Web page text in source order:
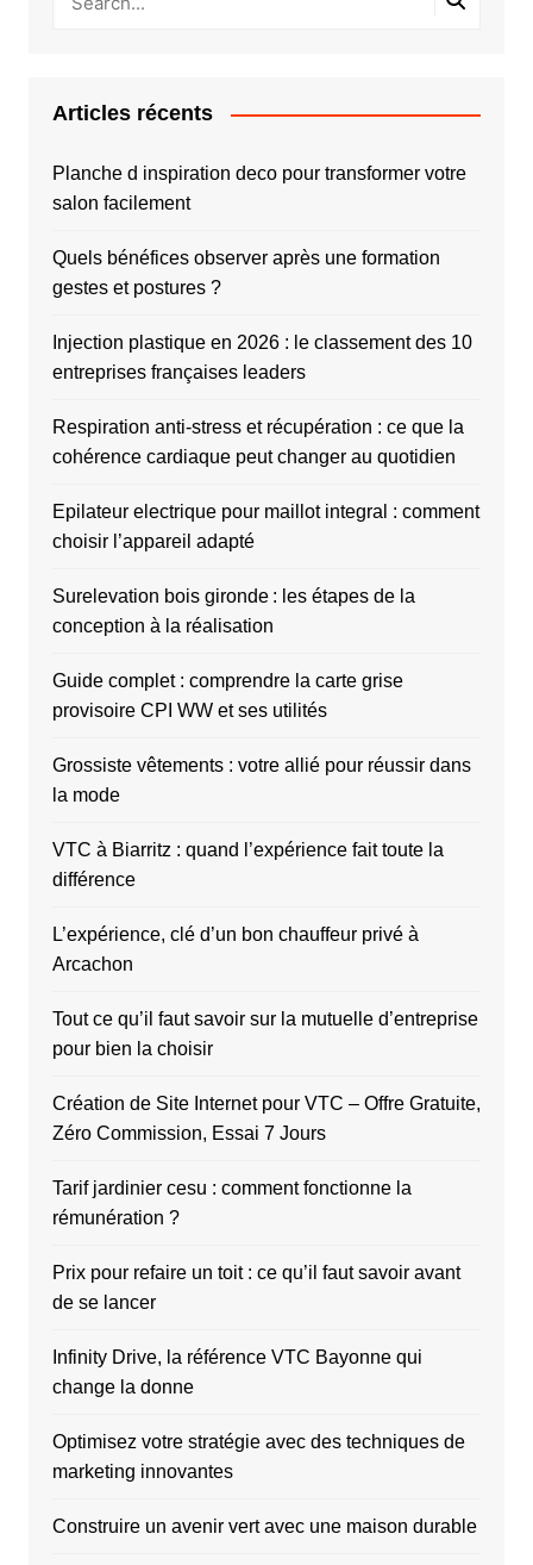
Articles récents
Planche d inspiration deco pour transformer votre
salon facilement
Quels bénéfices observer après une formation
gestes et postures ?
Injection plastique en 2026 : le classement des 10
entreprises françaises leaders
Respiration anti-stress et récupération : ce que la
cohérence cardiaque peut changer au quotidien
Epilateur electrique pour maillot integral : comment
choisir l’appareil adapté
Surelevation bois gironde : les étapes de la
conception à la réalisation
Guide complet : comprendre la carte grise
provisoire CPI WW et ses utilités
Grossiste vêtements : votre allié pour réussir dans
la mode
VTC à Biarritz : quand l’expérience fait toute la
différence
L’expérience, clé d’un bon chauffeur privé à
Arcachon
Tout ce qu’il faut savoir sur la mutuelle d’entreprise
pour bien la choisir
Création de Site Internet pour VTC – Offre Gratuite,
Zéro Commission, Essai 7 Jours
Tarif jardinier cesu : comment fonctionne la
rémunération ?
Prix pour refaire un toit : ce qu’il faut savoir avant
de se lancer
Infinity Drive, la référence VTC Bayonne qui
change la donne
Optimisez votre stratégie avec des techniques de
marketing innovantes
Construire un avenir vert avec une maison durable